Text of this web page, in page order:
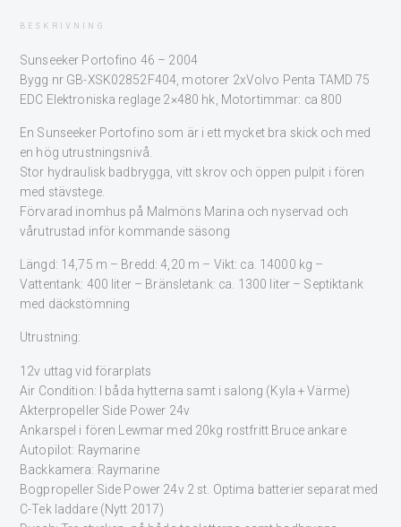
BESKRIVNING
Sunseeker Portofino 46 – 2004
Bygg nr GB-XSK02852F404, motorer 2xVolvo Penta TAMD 75
EDC Elektroniska reglage 2×480 hk, Motortimmar: ca 800
En Sunseeker Portofino som är i ett mycket bra skick och med
en hög utrustningsnivå.
Stor hydraulisk badbrygga, vitt skrov och öppen pulpit i fören
med stävstege.
Förvarad inomhus på Malmöns Marina och nyservad och
vårutrustad inför kommande säsong
Längd: 14,75 m – Bredd: 4,20 m – Vikt: ca. 14000 kg –
Vattentank: 400 liter – Bränsletank: ca. 1300 liter – Septiktank
med däckstömning
Utrustning:
12v uttag vid förarplats
Air Condition: I båda hytterna samt i salong (Kyla + Värme)
Akterpropeller Side Power 24v
Ankarspel i fören Lewmar med 20kg rostfritt Bruce ankare
Autopilot: Raymarine
Backkamera: Raymarine
Bogpropeller Side Power 24v 2 st. Optima batterier separat med
C-Tek laddare (Nytt 2017)